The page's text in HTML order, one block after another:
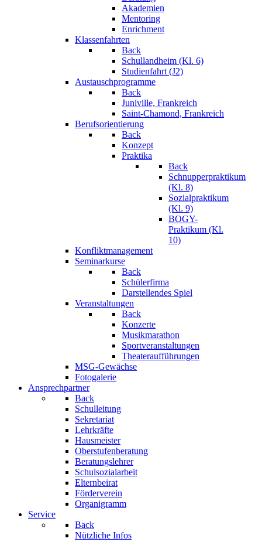
Akademien
Mentoring
Enrichment
Klassenfahrten
Back
Schullandheim (Kl. 6)
Studienfahrt (J2)
Austauschprogramme
Back
Juniville, Frankreich
Saint-Chamond, Frankreich
Berufsorientierung
Back
Konzept
Praktika
Back
Schnupperpraktikum
(Kl. 8)
Sozialpraktikum
(Kl. 9)
BOGY-
Praktikum (Kl.
10)
Konfliktmanagement
Seminarkurse
Back
Schülerfirma
Darstellendes Spiel
Veranstaltungen
Back
Konzerte
Musikmarathon
Sportveranstaltungen
Theateraufführungen
MSG-Gewächse
Fotogalerie
Ansprechpartner
Back
Schulleitung
Sekretariat
Lehrkräfte
Hausmeister
Oberstufenberatung
Beratungslehrer
Schulsozialarbeit
Elternbeirat
Förderverein
Organigramm
Service
Back
Nützliche Infos